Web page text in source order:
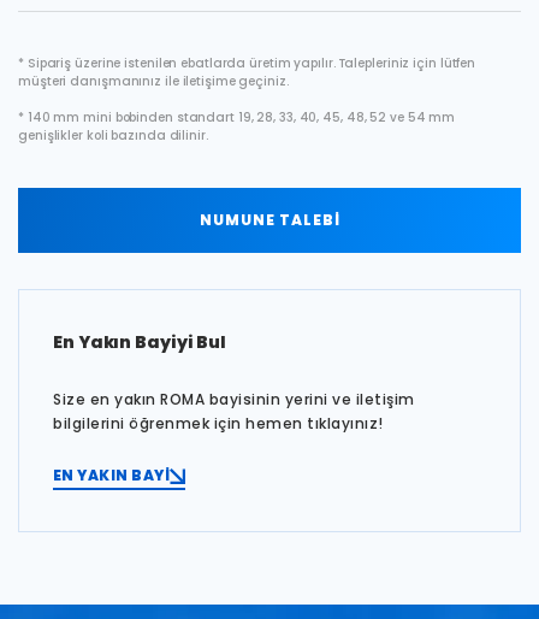
* Sipariş üzerine istenilen ebatlarda üretim yapılır. Talepleriniz için lütfen
müşteri danışmanınız ile iletişime geçiniz.
* 140 mm mini bobinden standart 19, 28, 33, 40, 45, 48, 52 ve 54 mm
genişlikler koli bazında dilinir.
NUMUNE TALEBİ
En Yakın Bayiyi Bul
Size en yakın ROMA bayisinin yerini ve iletişim
bilgilerini öğrenmek için hemen tıklayınız!
EN YAKIN BAYİ